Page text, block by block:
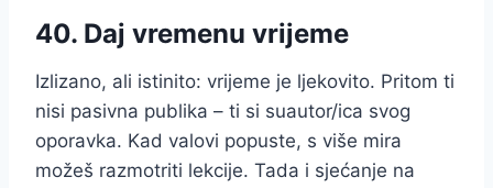
40. Daj vremenu vrijeme
Izlizano, ali istinito: vrijeme je ljekovito. Pritom ti
nisi pasivna publika – ti si suautor/ica svog
oporavka. Kad valovi popuste, s više mira
možeš razmotriti lekcije. Tada i sjećanje na